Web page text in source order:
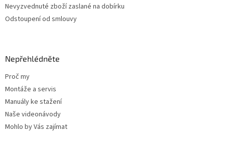
Nevyzvednuté zboží zaslané na dobírku
Odstoupení od smlouvy
Nepřehlédněte
Proč my
Montáže a servis
Manuály ke stažení
Naše videonávody
Mohlo by Vás zajímat